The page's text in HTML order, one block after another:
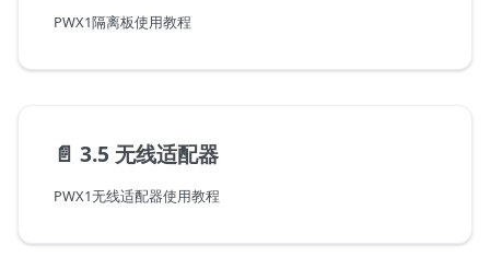
PWX1隔离板使用教程
📄️ 3.5 无线适配器
PWX1无线适配器使用教程